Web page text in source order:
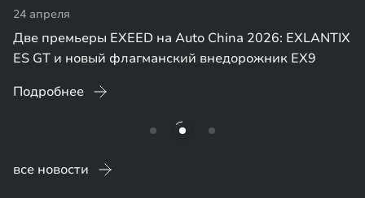
24 апреля
Две премьеры EXEED на Auto China 2026: EXLANTIX
ES GT и новый флагманский внедорожник EX9
Подробнее
все новости